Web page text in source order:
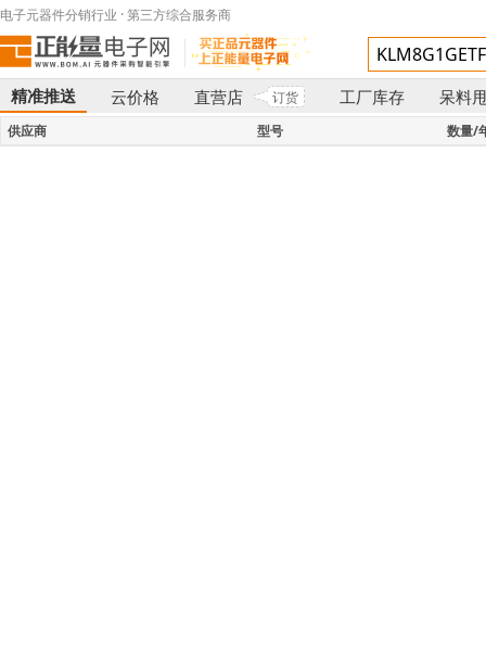
电子元器件分销行业 · 第三方综合服务商
精准推送 云价格 直营店 订货 工厂库存 呆料
供应商 型号 数量/
}